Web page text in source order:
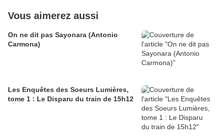
Vous aimerez aussi
On ne dit pas Sayonara (Antonio
Carmona)
Les Enquêtes des Soeurs Lumières,
tome 1 : Le Disparu du train de 15h12